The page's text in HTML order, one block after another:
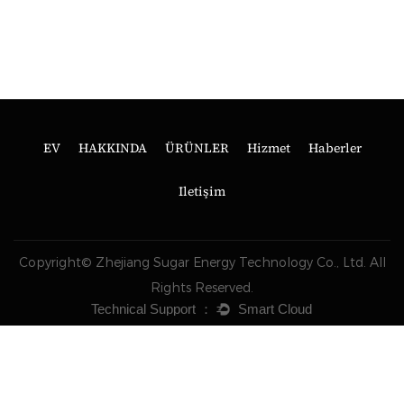
EV HAKKINDA ÜRÜNLER Hizmet Haberler
Iletişim
Copyright© Zhejiang Sugar Energy Technology Co., Ltd. All
Rights Reserved.